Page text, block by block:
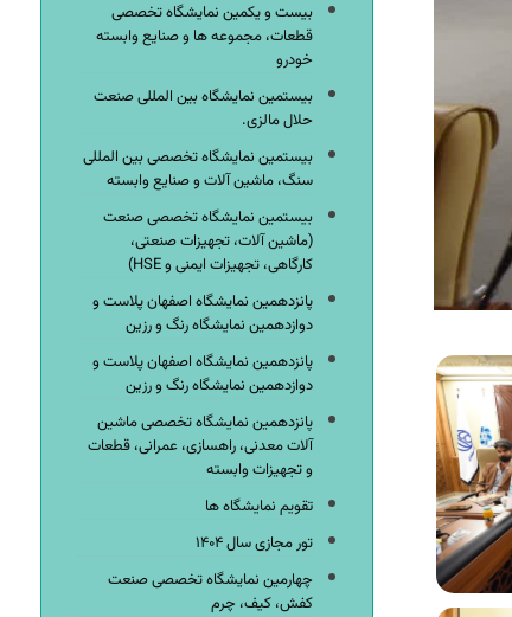
بیست و یکمین نمایشگاه تخصصی
قطعات، مجموعه ها و صنایع وابسته
خودرو
بیستمین نمایشگاه بین المللی صنعت
حلال مالزی.
بیستمین نمایشگاه تخصصی بین المللی
سنگ، ماشین آلات و صنایع وابسته
بیستمین نمایشگاه تخصصی صنعت
(ماشین آلات، تجهیزات صنعتی،
کارگاهی، تجهیزات ایمنی و HSE)
پانزدهمین نمایشگاه اصفهان پلاست و
دوازدهمین نمایشگاه رنگ و رزین
پانزدهمین نمایشگاه اصفهان پلاست و
دوازدهمین نمایشگاه رنگ و رزین
پانزدهمین نمایشگاه تخصصی ماشین
آلات معدنی، راهسازی، عمرانی، قطعات
و تجهیزات وابسته
تقویم نمایشگاه ها
تور مجازی سال ۱۴۰۴
چهارمین نمایشگاه تخصصی صنعت
کفش، کیف، چرم